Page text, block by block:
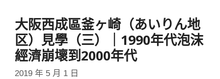
大阪西成區釜ヶ崎（あいりん地
区）見學（三）｜1990年代泡沫
經濟崩壞到2000年代
2019 年 5 月 1 日